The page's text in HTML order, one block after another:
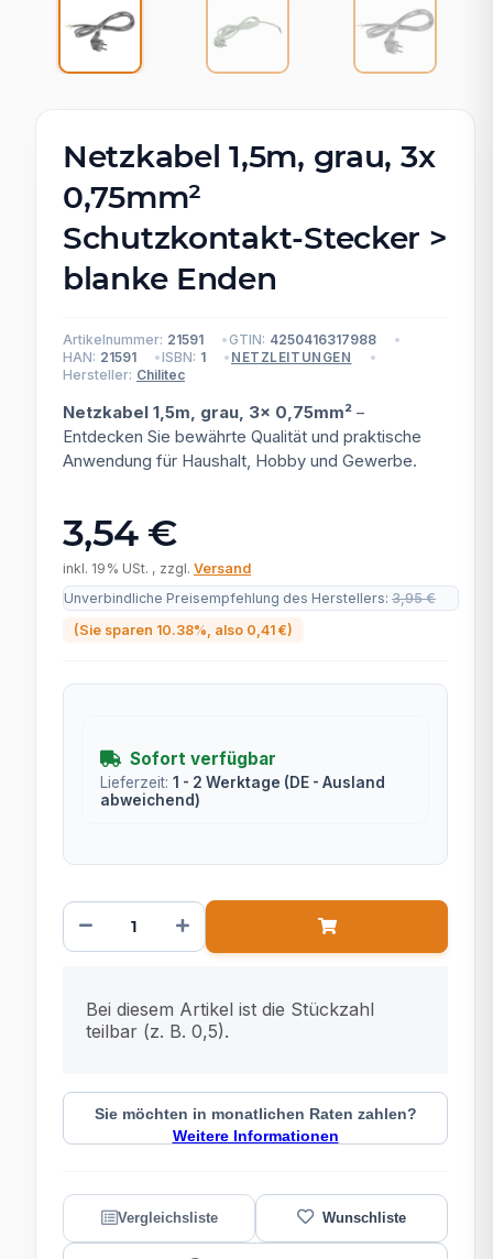
Netzkabel 1,5m, grau, 3x
0,75mm²
Schutzkontakt-Stecker >
blanke Enden
Artikelnummer: 21591 GTIN: 4250416317988
HAN: 21591 ISBN: 1 NETZLEITUNGEN
Hersteller: Chilitec
Netzkabel 1,5m, grau, 3x 0,75mm² –
Entdecken Sie bewährte Qualität und praktische
Anwendung für Haushalt, Hobby und Gewerbe.
3,54 €
inkl. 19% USt. , zzgl. Versand
Unverbindliche Preisempfehlung des Herstellers: 3,95 €
(Sie sparen 10.38% , also 0,41 €)
Sofort verfügbar
Lieferzeit: 1 - 2 Werktage (DE - Ausland
abweichend)
Bei diesem Artikel ist die Stückzahl
teilbar (z. B. 0,5).
Sie möchten in monatlichen Raten zahlen?
Weitere Informationen